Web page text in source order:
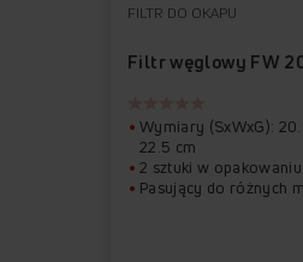
FILTR DO OKAPU
Filtr węglowy FW
Wymiary (SxWxG):
22.5 cm
2 sztuki w opakowaniu
Pasujący do różnych